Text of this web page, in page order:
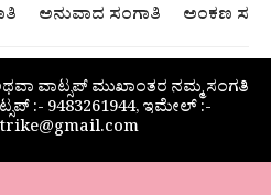
ಅನುವಾದ ಸಂಗಾತಿ ಅಂಕಣ
ವಾಟ್ಸಪ್ ಮುಖಾಂತರ ನಮ್ಮ ಸಂಗತಿ
:- 9483261944, ಇಮೇಲ್ :-